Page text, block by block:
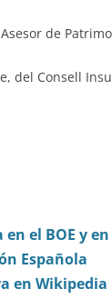
de
del Consell
el BOE y
Española
en Wikipedia